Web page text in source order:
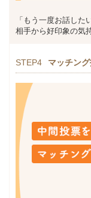
「もう一度お話した
相手から好印象の気
STEP4 マッチン